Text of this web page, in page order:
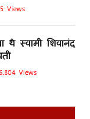
Views
थे स्वामी शिवानंद
Views